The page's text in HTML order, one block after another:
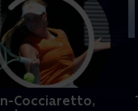
Cocciaretto,